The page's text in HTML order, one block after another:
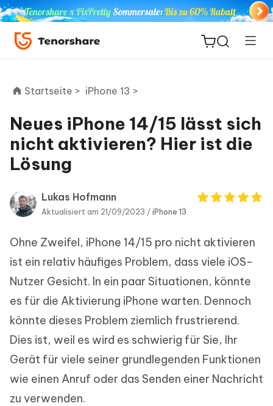
ReiBoot
for iOS
PDF
Editor
Neu
iAnyGo
Startseite > iPhone 13 >
Neues iPhone 14/15 lässt sich
nicht aktivieren? Hier ist die
Lösung
Lukas Hofmann
Aktualisiert am 21/09/2023 / iPhone 13
Ohne Zweifel, iPhone 14/15 pro nicht aktivieren
ist ein relativ häufiges Problem, dass viele iOS-
Nutzer Gesicht. In ein paar Situationen, könnte
es für die Aktivierung iPhone warten. Dennoch
könnte dieses Problem ziemlich frustrierend.
Dies ist, weil es wird es schwierig für Sie, Ihr
Gerät für viele seiner grundlegenden Funktionen
wie einen Anruf oder das Senden einer Nachricht
zu verwenden.